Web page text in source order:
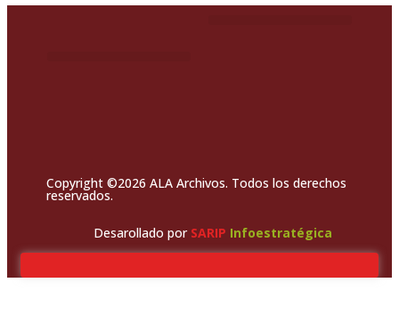
Copyright ©2026 ALA Archivos. Todos los derechos
reservados.
Desarollado por SARIP Infoestratégica